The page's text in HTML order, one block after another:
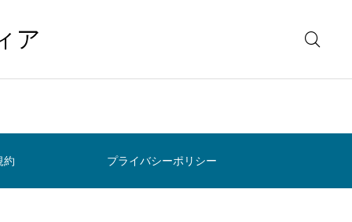
ア
約 プライバシーポリシー